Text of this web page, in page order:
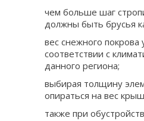
чем больше шаг
должны быть брусья
вес снежного покрова
соответствии с
данного региона;
выбирая толщину
опираться на вес
также при